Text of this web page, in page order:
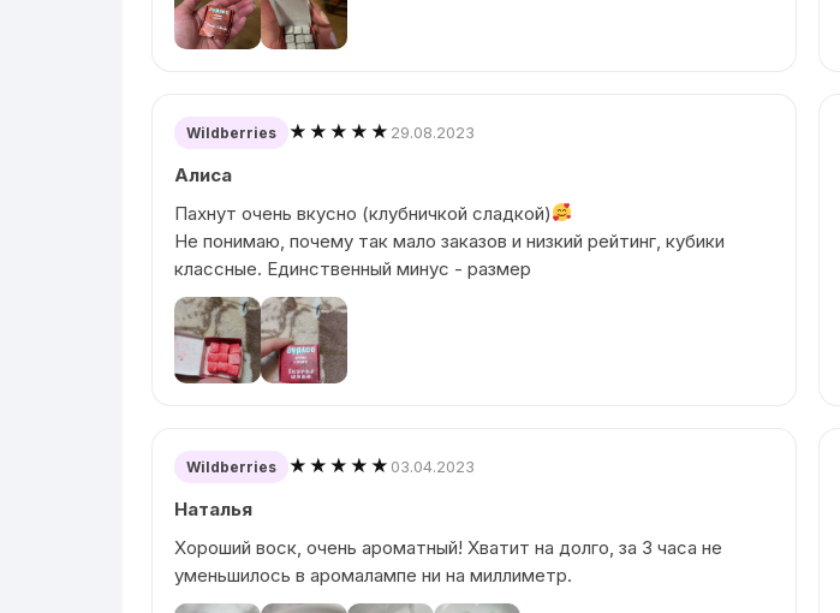
Wildberries ★★★★★ 29.08.2023
Алиса
Пахнут очень вкусно (клубничкой сладкой)
Не понимаю, почему так мало заказов и низкий рейтинг, кубики
классные. Единственный минус - размер
Wildberries ★★★★★ 03.04.2023
Наталья
Хороший воск, очень ароматный! Хватит на долго, за 3 часа не
уменьшилось в аромалампе ни на миллиметр.